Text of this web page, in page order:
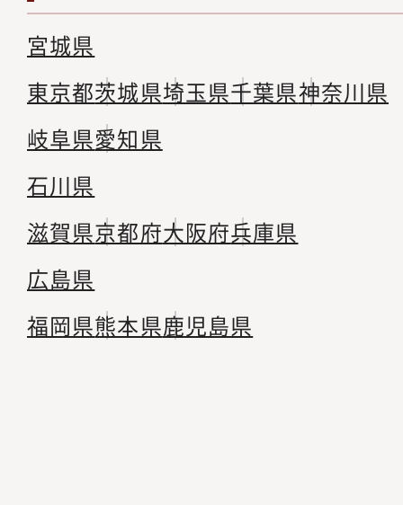
宮城県
東京都茨城県埼玉県千葉県神奈川県
岐阜県愛知県
石川県
滋賀県京都府大阪府兵庫県
広島県
福岡県熊本県鹿児島県